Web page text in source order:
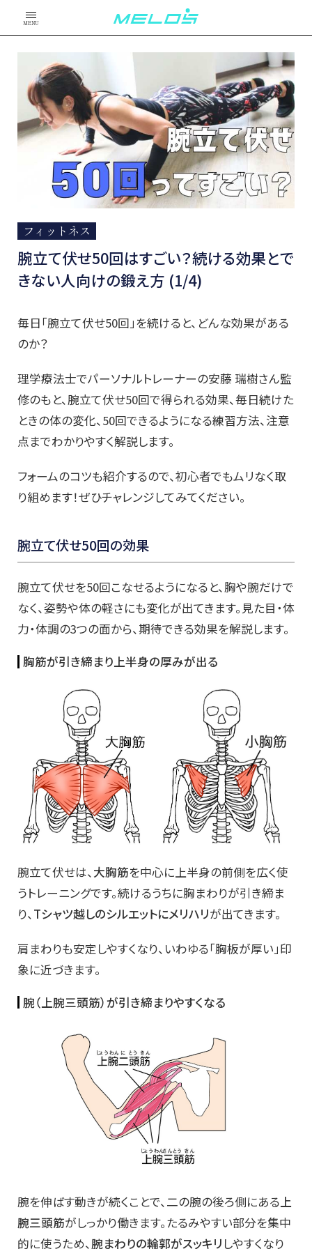
MENU
フィットネス
腕立て伏せ50回はすごい？続ける効果とで
きない人向けの鍛え方 (1/4)
毎日「腕立て伏せ50回」を続けると、どんな効果がある
のか？
理学療法士でパーソナルトレーナーの安藤 瑞樹さん監
修のもと、腕立て伏せ50回で得られる効果、毎日続けた
ときの体の変化、50回できるようになる練習方法、注意
点までわかりやすく解説します。
フォームのコツも紹介するので、初心者でもムリなく取
り組めます！ぜひチャレンジしてみてください。
腕立て伏せ50回の効果
腕立て伏せを50回こなせるようになると、胸や腕だけで
なく、姿勢や体の軽さにも変化が出てきます。見た目・体
力・体調の3つの面から、期待できる効果を解説します。
胸筋が引き締まり上半身の厚みが出る
腕立て伏せは、 大胸筋を中心に上半身の前側を広く使
うトレーニングです。続けるうちに胸まわりが引き締ま
り、 Tシャツ越しのシルエットにメリハリが出てきます。
肩まわりも安定しやすくなり、いわゆる「胸板が厚い」印
象に近づきます。
腕（上腕三頭筋）が引き締まりやすくなる
腕を伸ばす動きが続くことで、二の腕の後ろ側にある 上
腕三頭筋がしっかり働きます。たるみやすい部分を集中
的に使うため、 腕まわりの輪郭がスッキリ しやすくなり